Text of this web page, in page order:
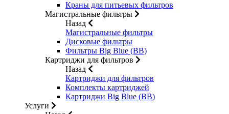
Краны для питьевых фильтров
Магистральные фильтры
Назад
Магистральные фильтры
Дисковые фильтры
Фильтры Big Blue (BB)
Картриджи для фильтров
Назад
Картриджи для фильтров
Комплекты картриджей
Картриджи Big Blue (BB)
Услуги